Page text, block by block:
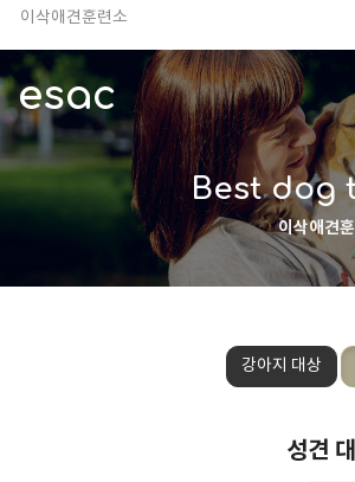
이삭애견훈련소
안전하고 행복한 펫티켓 선도!
경기도 화성시 봉담읍 위치
이찬종, 이웅종 소장 소개
esac
Best dog
이삭애견
강아지 대상
성견